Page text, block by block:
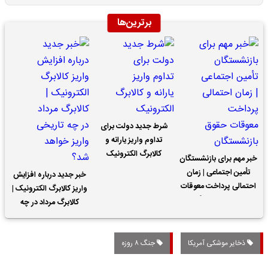
برترین‌ها
خبر مهم برای بازنشستگان
تأمین اجتماعی | زمان
احتمالی پرداخت معوقات
شرط جدید دولت برای
تداوم واریز یارانه و
کالابرگ الکترونیک
خبر جدید درباره افزایش
واریز کالابرگ الکترونیک |
کالابرگ مرداد در چه
تاریخی واریز خواهد شد؟
ذخایر موشکی آمریکا جنگ ۸ روزه